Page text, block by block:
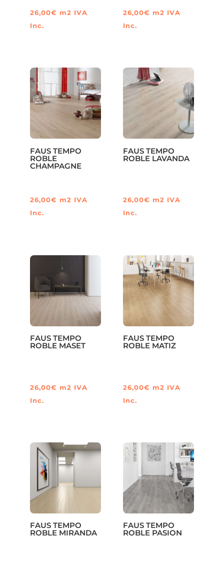
26,00€ m2 IVA
Inc.
26,00€ m2 IVA
Inc.
FAUS TEMPO
ROBLE
CHAMPAGNE
26,00€ m2 IVA
Inc.
FAUS TEMPO
ROBLE LAVANDA
26,00€ m2 IVA
Inc.
FAUS TEMPO
ROBLE MASET
26,00€ m2 IVA
Inc.
FAUS TEMPO
ROBLE MATIZ
26,00€ m2 IVA
Inc.
FAUS TEMPO
ROBLE MIRANDA
FAUS TEMPO
ROBLE PASION